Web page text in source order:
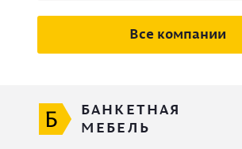
Все компании
БАНКЕТНАЯ
МЕБЕЛЬ